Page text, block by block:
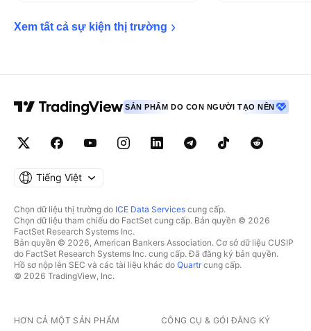
Xem tất cả sự kiện thị trường
SẢN PHẨM DO CON NGƯỜI TẠO NÊN
Tiếng Việt
Chọn dữ liệu thị trường do ICE Data Services cung cấp.
Chọn dữ liệu tham chiếu do FactSet cung cấp. Bản quyền © 2026
FactSet Research Systems Inc.
Bản quyền © 2026, American Bankers Association. Cơ sở dữ liệu CUSIP
do FactSet Research Systems Inc. cung cấp. Đã đăng ký bản quyền.
Hồ sơ nộp lên SEC và các tài liệu khác do Quartrcung cấp.
© 2026 TradingView, Inc.
HƠN CẢ MỘT SẢN PHẨM CÔNG CỤ & GÓI ĐĂNG KÝ